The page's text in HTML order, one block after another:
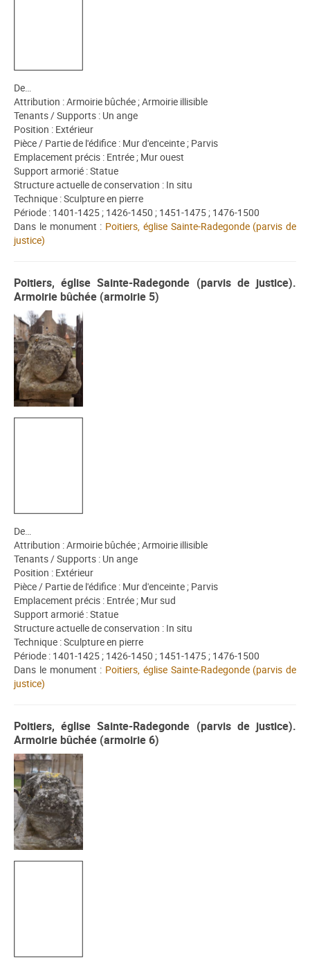
De…
Attribution : Armoirie bûchée ; Armoirie illisible
Tenants / Supports : Un ange
Position : Extérieur
Pièce / Partie de l'édifice : Mur d'enceinte ; Parvis
Emplacement précis : Entrée ; Mur ouest
Support armorié : Statue
Structure actuelle de conservation : In situ
Technique : Sculpture en pierre
Période : 1401-1425 ; 1426-1450 ; 1451-1475 ; 1476-1500
Dans le monument : Poitiers, église Sainte-Radegonde (parvis de
justice)
Poitiers, église Sainte-Radegonde (parvis de justice).
Armoirie bûchée (armoirie 5)
De…
Attribution : Armoirie bûchée ; Armoirie illisible
Tenants / Supports : Un ange
Position : Extérieur
Pièce / Partie de l'édifice : Mur d'enceinte ; Parvis
Emplacement précis : Entrée ; Mur sud
Support armorié : Statue
Structure actuelle de conservation : In situ
Technique : Sculpture en pierre
Période : 1401-1425 ; 1426-1450 ; 1451-1475 ; 1476-1500
Dans le monument : Poitiers, église Sainte-Radegonde (parvis de
justice)
Poitiers, église Sainte-Radegonde (parvis de justice).
Armoirie bûchée (armoirie 6)